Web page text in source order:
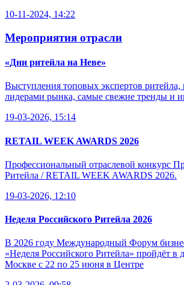
10-11-2024, 14:22
Мероприятия отрасли
«Дни ритейла на Неве»
Выступления топовых экспертов ритейла,
лидерами рынка, самые свежие тренды и
19-03-2026, 15:14
RETAIL WEEK AWARDS 2026
Профессиональный отраслевой конкурс
Ритейла / RETAIL WEEK AWARDS 2026.
19-03-2026, 12:10
Неделя Российского Ритейла 2026
В 2026 году Международный Форум
«Неделя Российского Ритейла» пройдёт в
Москве с 22 по 25 июня в Центре